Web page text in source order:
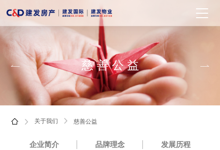
慈善公益
 
  关于我们  慈善公益
企业简介 品牌理念 发展历程